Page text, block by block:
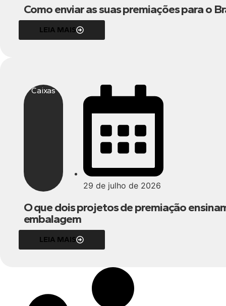
Como enviar as suas premiações para o
LEIA MAIS
Caixas
29 de julho de 2026
O que dois projetos de premiação
embalagem
LEIA MAIS